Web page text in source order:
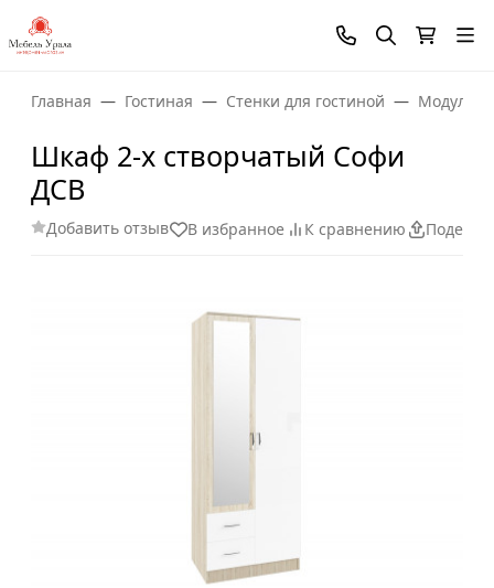
Главная Гостиная Стенки для гостиной
Шкаф 2-х створчатый Софи
ДСВ
Добавить отзыв В избранное К сравнению